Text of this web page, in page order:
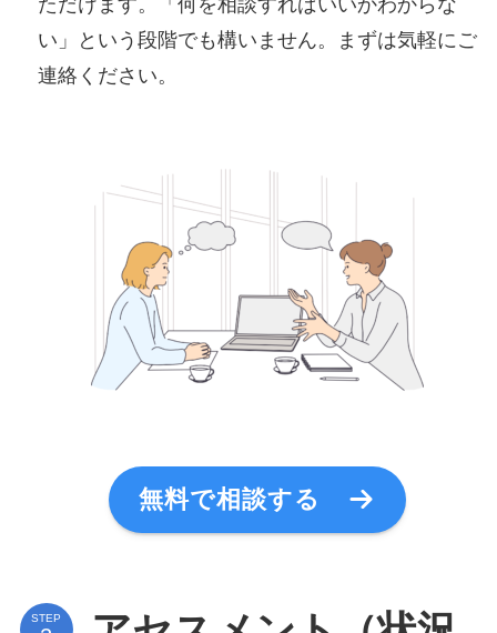
ただけます。「何を相談すればいいかわからな
い」という段階でも構いません。まずは気軽にご
連絡ください。
無料で相談する
STEP